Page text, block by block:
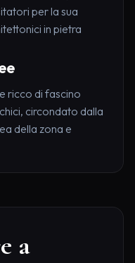
per la sua
in pietra
ricco di fascino
circondato dalla
della zona e
a